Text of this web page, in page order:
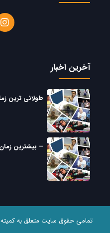
آخرین اخبار
طولانی ترین زمان
– بیشترین
تمامی حقوق سایت متعلق به